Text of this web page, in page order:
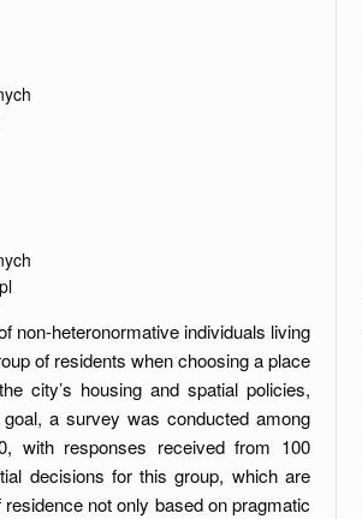
non-heteronormative individuals living
of residents when choosing a place
city’s housing and spatial policies,
a survey was conducted among
with responses received from 100
decisions for this group, which are
not only based on pragmatic